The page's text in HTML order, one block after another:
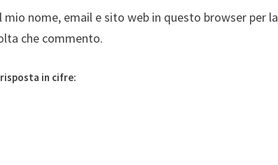
mio nome, email e sito web in questo browser per la
che commento.
in cifre: